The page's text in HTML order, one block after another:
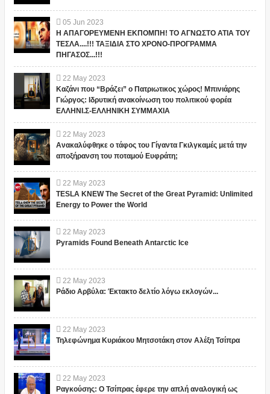
05 Jun 2023
Η ΑΠΑΓΟΡΕΥΜΕΝΗ ΕΚΠΟΜΠΗ! ΤΟ ΑΓΝΩΣΤΟ ΑΤΙΑ ΤΟΥ
ΤΕΣΛΑ....!!! ΤΑΞΙΔΙΑ ΣΤΟ ΧΡΟΝΟ-ΠΡΟΓΡΑΜΜΑ
ΠΗΓΑΣΟΣ...!!!
22 May 2023
Καζάνι που “Βράζει” ο Πατριωτικος χώρος! Μπινιάρης
Γιώργος: Ιδρυτική ανακοίνωση του πολιτικού φορέα
ΕΛΛΗΝΙ.Σ-ΕΛΛΗΝΙΚΗ ΣΥΜΜΑΧΙΑ
22 May 2023
Ανακαλύφθηκε ο τάφος του Γίγαντα Γκιλγκαμές μετά την
αποξήρανση του ποταμού Ευφράτη;
22 May 2023
TESLA KNEW The Secret of the Great Pyramid: Unlimited
Energy to Power the World
22 May 2023
Pyramids Found Beneath Antarctic Ice
22 May 2023
Ράδιο Αρβύλα: Έκτακτο δελτίο λόγω εκλογών...
22 May 2023
Τηλεφώνημα Κυριάκου Μητσοτάκη στον Αλέξη Τσίπρα
22 May 2023
Ραγκούσης: Ο Τσίπρας έφερε την απλή αναλογική ως